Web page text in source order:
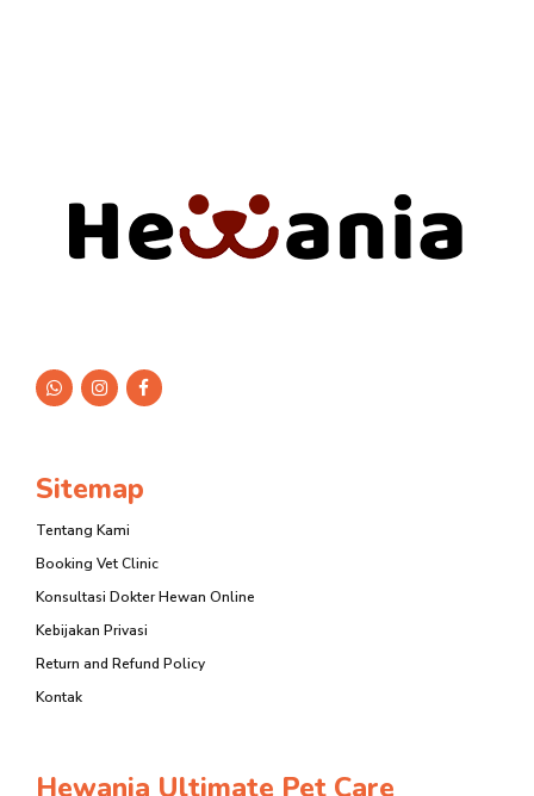
Sitemap
Tentang Kami
Booking Vet Clinic
Konsultasi Dokter Hewan Online
Kebijakan Privasi
Return and Refund Policy
Kontak
Hewania Ultimate Pet Care